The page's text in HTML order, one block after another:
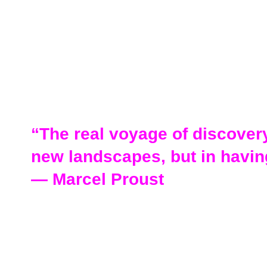
“The real voyage of
new landscapes, but in
― Marcel Proust